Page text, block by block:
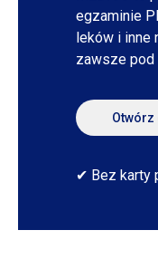
egzaminie
leków i inne
zawsze
Otwórz
✔ Bez karty